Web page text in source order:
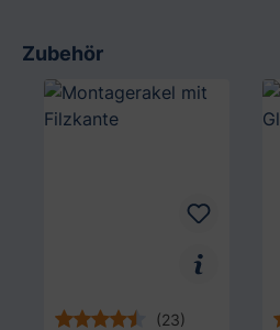
Zubehör
Produktgalerie überspringen
(23)